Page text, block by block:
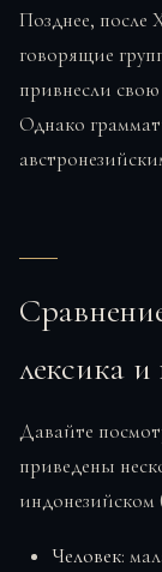
Позднее, после
говорящие
привнесли свою
Однако
лексика
Давайте
приведены
индонезийском
Человек: